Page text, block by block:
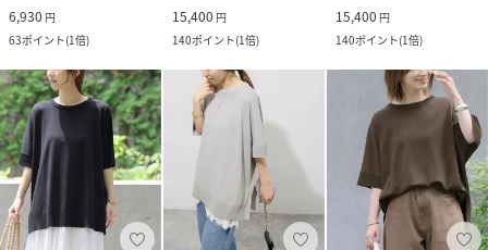
6,930 円
63ポイント(1倍)
15,400 円
140ポイント(1倍)
15,400 円
140ポイント(1倍)